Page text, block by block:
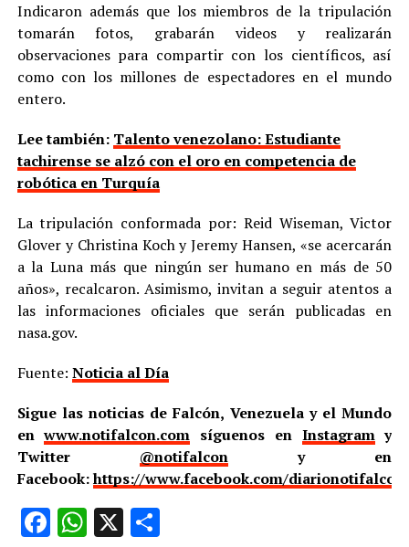
Indicaron además que los miembros de la tripulación
tomarán fotos, grabarán videos y realizarán
observaciones para compartir con los científicos, así
como con los millones de espectadores en el mundo
entero.
Lee también: Talento venezolano: Estudiante
tachirense se alzó con el oro en competencia de
robótica en Turquía
La tripulación conformada por: Reid Wiseman, Victor
Glover y Christina Koch y Jeremy Hansen, «se acercarán
a la Luna más que ningún ser humano en más de 50
años», recalcaron. Asimismo, invitan a seguir atentos a
las informaciones oficiales que serán publicadas en
nasa.gov.
Fuente: Noticia al Día
Sigue las noticias de Falcón, Venezuela y el Mundo
enwww.notifalcon.com síguenos en Instagramy
Twitter @notifalcony en
Facebook:https://www.facebook.com/
Facebook
WhatsApp
X